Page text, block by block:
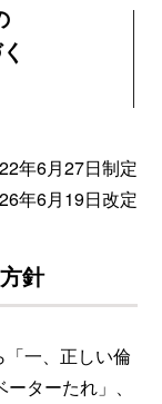
年6月27日制定
年6月19日改定
針
一、正しい倫
ターたれ」、